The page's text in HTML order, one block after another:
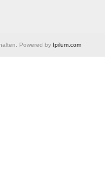
Powered by Ipilum.com